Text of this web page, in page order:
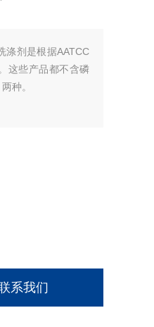
涤剂是根据AATCC
这些产品都不含磷
种。
系我们